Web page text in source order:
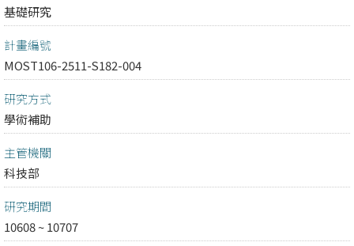
基礎研究
計畫編號
MOST106-2511-S182-004
研究方式
學術補助
主管機關
科技部
研究期間
10608 ~ 10707